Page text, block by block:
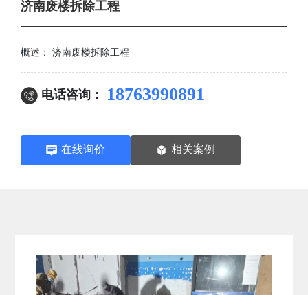
济南废楼拆除工程
概述： 济南废楼拆除工程
电话咨询： 18763990891
在线询价 相关案例